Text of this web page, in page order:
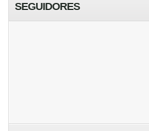
SEGUIDORES